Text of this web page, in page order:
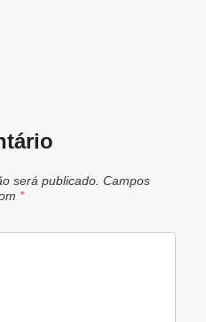
será publicado. Campos
*